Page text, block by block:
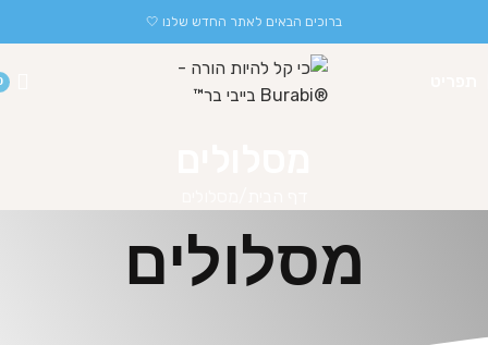
ברוכים הבאים לאתר החדש שלנו 🤍
מסלולים